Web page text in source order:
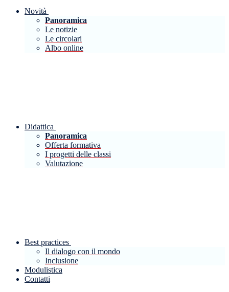
Novità
Panoramica
Le notizie
Le circolari
Albo online
Didattica
Panoramica
Offerta formativa
I progetti delle classi
Valutazione
Best practices
Il dialogo con il mondo
Inclusione
Modulistica
Contatti